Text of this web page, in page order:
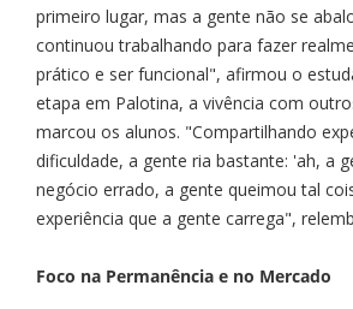
primeiro lugar, mas a gente não se
continuou trabalhando para fazer
prático e ser funcional", afirmou o
etapa em Palotina, a vivência com
marcou os alunos. "Compartilhando
dificuldade, a gente ria bastante: 'ah, a
negócio errado, a gente queimou tal
experiência que a gente carrega",
Foco na Permanência e no Mercado